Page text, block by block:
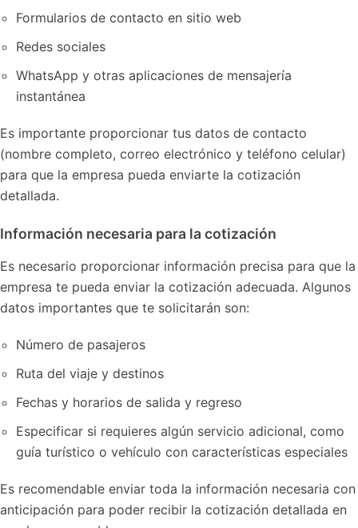
Formularios de contacto en sitio web
Redes sociales
WhatsApp y otras aplicaciones de mensajería
instantánea
Es importante proporcionar tus datos de contacto
(nombre completo, correo electrónico y teléfono celular)
para que la empresa pueda enviarte la cotización
detallada.
Información necesaria para la cotización
Es necesario proporcionar información precisa para que la
empresa te pueda enviar la cotización adecuada. Algunos
datos importantes que te solicitarán son:
Número de pasajeros
Ruta del viaje y destinos
Fechas y horarios de salida y regreso
Especificar si requieres algún servicio adicional, como
guía turístico o vehículo con características especiales
Es recomendable enviar toda la información necesaria con
anticipación para poder recibir la cotización detallada en